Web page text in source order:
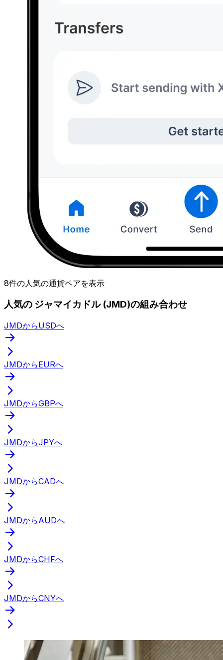
8件の人気の通貨ペアを表示
人気の ジャマイカドル (JMD)の組み合わせ
JMDからUSDへ
JMDからEURへ
JMDからGBPへ
JMDからJPYへ
JMDからCADへ
JMDからAUDへ
JMDからCHFへ
JMDからCNYへ